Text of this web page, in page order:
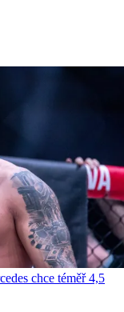
chce téměř 4,5